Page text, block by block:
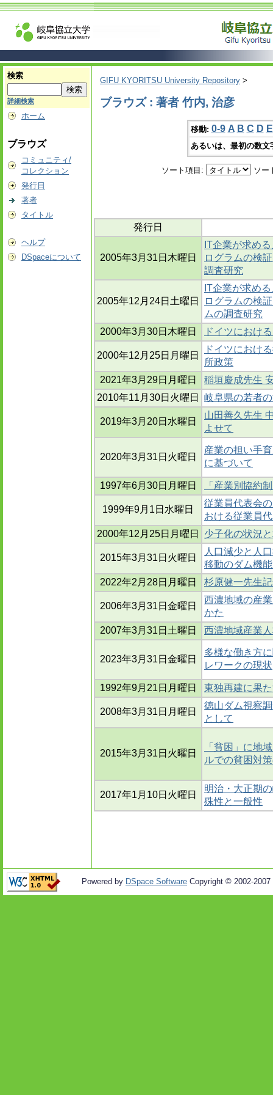
検索
詳細検索
ホーム
ブラウズ
コミュニティ/
コレクション
発行日
著者
タイトル
ヘルプ
DSpaceについて
GIFU KYORITSU University Repository >
ブラウズ : 著者 竹内, 治彦
移動: 0-9 A B C D E
あるいは、最初の数
ソート項目: ソー
発行日
2005年3月31日木曜日
IT企業が求め
ログラムの検
調査研究
2005年12月24日土曜日
IT企業が求め
ログラムの検
ムの調査研究
2000年3月30日木曜日
ドイツにおけ
2000年12月25日月曜日
ドイツにおけ
所政策
2021年3月29日月曜日
稲垣慶成先生
2010年11月30日火曜日
岐阜県の若者
2019年3月20日水曜日
山田善久先生
よせて
2020年3月31日火曜日
産業の担い手
に基づいて
1997年6月30日月曜日 「産業別協約
1999年9月1日水曜日
従業員代表会
おける従業員
2000年12月25日月曜日
少子化の状況
2015年3月31日火曜日
人口減少と人
移動のダム機
2022年2月28日月曜日
杉原健一先生
2006年3月31日金曜日
西濃地域の産
かた
2007年3月31日土曜日
西濃地域産業
2023年3月31日金曜日
多様な働き方
レワークの現状
1992年9月21日月曜日 東独再建に果
2008年3月31日月曜日
徳山ダム視察
として
2015年3月31日火曜日
「貧困」に地
ルでの貧困対
2017年1月10日火曜日
明治・大正期
殊性と一般性
Powered by DSpace Software Copyright © 2002-2007